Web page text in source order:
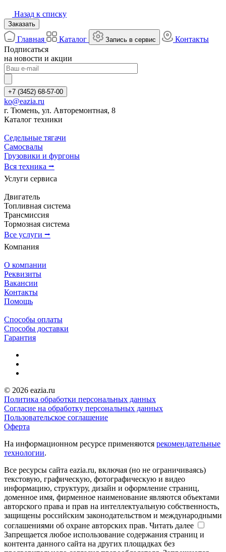
Назад к списку
Заказать
Главная Каталог Запись в сервис
Контакты
Подписаться
на новости и акции
+7 (3452) 68-57-00
ko@eazia.ru
г. Тюмень, ул. Авторемонтная, 8
Каталог техники
Седельные тягачи
Самосвалы
Грузовики и фургоны
Вся техника ⭢
Услуги сервиса
Двигатель
Топливная система
Трансмиссия
Тормозная система
Все услуги ⭢
Компания
О компании
Реквизиты
Вакансии
Контакты
Помощь
Способы оплаты
Способы доставки
Гарантия
© 2026 eazia.ru
Политика обработки персональных данных
Согласие на обработку персональных данных
Пользовательское соглашение
Оферта
На информационном ресурсе применяются рекомендательные
технологии.
Все ресурсы сайта eazia.ru, включая (но не ограничиваясь)
текстовую, графическую, фотографическую и видео
информацию, структуру, дизайн и оформление страниц,
доменное имя, фирменное наименование являются объектами
авторского права и прав на интеллектуальную собственность,
защищены российским законодательством и международными
соглашениями об охране авторских прав. Читать далее
Запрещается любое использование содержания страниц и
контента данного сайта на других площадках без